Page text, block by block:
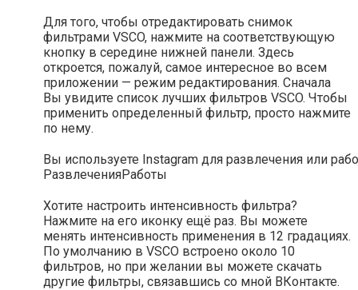
Для того, чтобы отредактировать снимок
фильтрами VSCO, нажмите на соответствующую
кнопку в середине нижней панели. Здесь
откроется, пожалуй, самое интересное во всем
приложении — режим редактирования. Сначала
Вы увидите список лучших фильтров VSCO. Чтобы
применить определенный фильтр, просто нажмите
по нему.
Вы используете Instagram для развлечения или
РазвлеченияРаботы
Хотите настроить интенсивность фильтра?
Нажмите на его иконку ещё раз. Вы можете
менять интенсивность применения в 12 градациях.
По умолчанию в VSCO встроено около 10
фильтров, но при желании вы можете скачать
другие фильтры, связавшись со мной ВКонтакте.